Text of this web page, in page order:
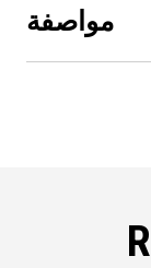
مواصفة